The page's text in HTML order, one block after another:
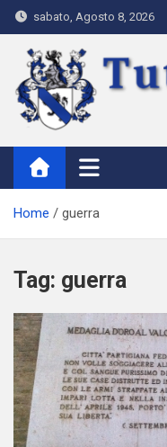
Skip
to
content
sabato, Agosto 8, 2026
Tutti i Cioni
Where Cioni`s come from
Home guerra
Tag: guerra